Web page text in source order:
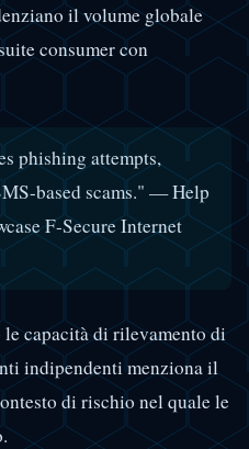
il volume globale
consumer con
phishing attempts,
based scams." — Help
F-Secure Internet
capacità di rilevamento di
indipendenti menziona il
di rischio nel quale le